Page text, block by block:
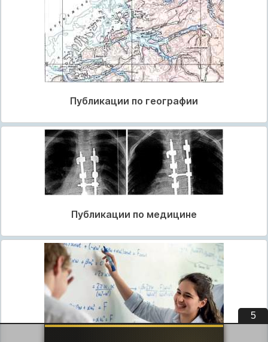
Публикации по географии
Публикации по медицине
5